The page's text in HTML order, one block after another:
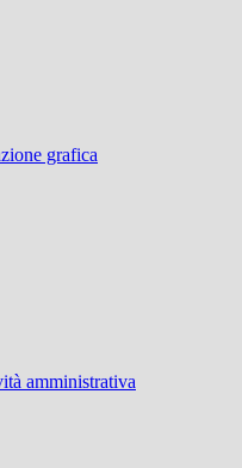
grafica
amministrativa